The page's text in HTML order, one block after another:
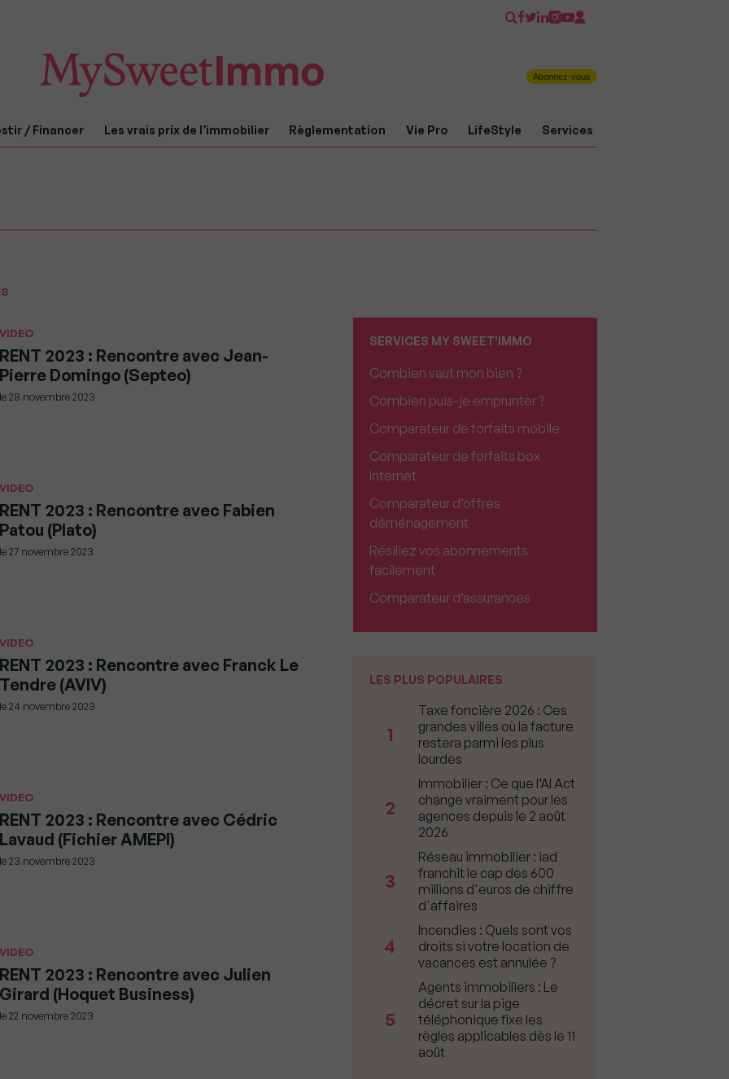
Abonnez-vous
/ Financer Les vrais prix de l’immobilier Règlementation Vie Pro LifeStyle Services
VIDEO
RENT 2023 : Rencontre avec Jean-
Pierre Domingo (Septeo)
le28 novembre 2023
VIDEO
RENT 2023 : Rencontre avec Fabien
Patou (Plato)
le27 novembre 2023
VIDEO
RENT 2023 : Rencontre avec Franck Le
Tendre (AVIV)
le24 novembre 2023
VIDEO
RENT 2023 : Rencontre avec Cédric
Lavaud (Fichier AMEPI)
le23 novembre 2023
VIDEO
RENT 2023 : Rencontre avec Julien
Girard (Hoquet Business)
le22 novembre 2023
SERVICES MY SWEET'IMMO
Combien vaut mon bien ?
Combien puis-je emprunter ?
Comparateur de forfaits mobile
Comparateur de forfaits box
Internet
Comparateur d’offres
déménagement
Résiliez vos abonnements
facilement
Comparateur d’assurances
LES PLUS POPULAIRES
1
Taxe foncière 2026 : Ces
grandes villes où la facture
restera parmi les plus
lourdes
2
Immobilier : Ce que l’AI Act
change vraiment pour les
agences depuis le 2 août
2026
3
Réseau immobilier : iad
franchit le cap des 600
millions d'euros de chiffre
d'affaires
4
Incendies : Quels sont vos
droits si votre location de
vacances est annulée ?
5
Agents immobiliers : Le
décret sur la pige
téléphonique fixe les
règles applicables dès le 11
août